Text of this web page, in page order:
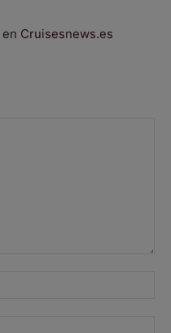
en Cruisesnews.es